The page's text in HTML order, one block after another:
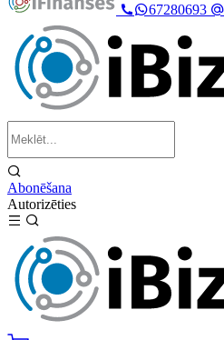
67280693
Abonēšana
Autorizēties